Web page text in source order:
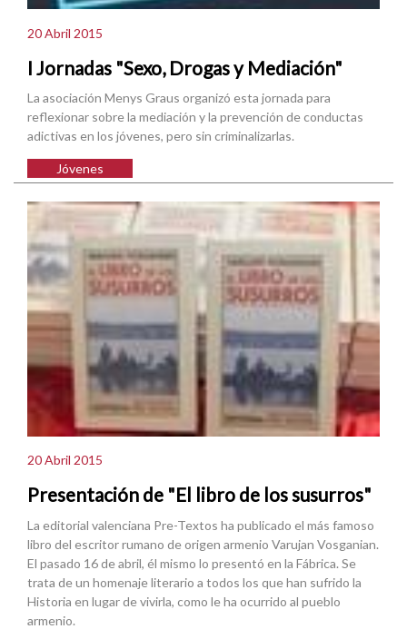
20 Abril 2015
I Jornadas "Sexo, Drogas y Mediación"
La asociación Menys Graus organizó esta jornada para
reflexionar sobre la mediación y la prevención de conductas
adictivas en los jóvenes, pero sin criminalizarlas.
Jóvenes
20 Abril 2015
Presentación de "El libro de los susurros"
La editorial valenciana Pre-Textos ha publicado el más famoso
libro del escritor rumano de origen armenio Varujan Vosganian.
El pasado 16 de abril, él mismo lo presentó en la Fábrica. Se
trata de un homenaje literario a todos los que han sufrido la
Historia en lugar de vivirla, como le ha ocurrido al pueblo
armenio.